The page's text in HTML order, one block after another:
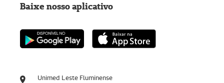
Unimed Leste Fluminense
Baixe nosso aplicativo